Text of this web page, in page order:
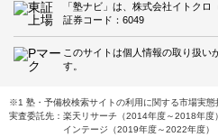
「塾ナビ」は、株式会社イトクロ
証券コード：6049
このサイトは個人情報の取り扱い
す。
※1 塾・予備校検索サイトの利用に関する市場実態
実査委託先：楽天リサーチ（2014年度～2018年度）
インテージ（2019年度～2022年度）